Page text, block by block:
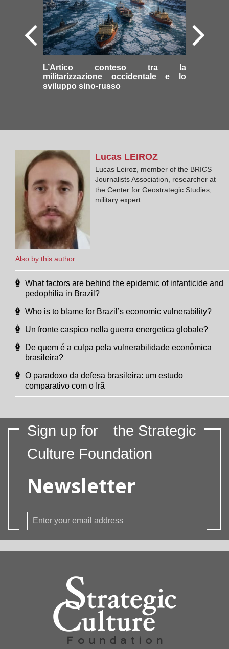
L’Artico conteso tra la
militarizzazione occidentale e lo
sviluppo sino-russo
Also by this author
Lucas LEIROZ
Lucas Leiroz, member of the BRICS
Journalists Association, researcher at
the Center for Geostrategic Studies,
military expert
What factors are behind the epidemic of infanticide and
pedophilia in Brazil?
Who is to blame for Brazil’s economic vulnerability?
Un fronte caspico nella guerra energetica globale?
De quem é a culpa pela vulnerabilidade econômica
brasileira?
O paradoxo da defesa brasileira: um estudo
comparativo com o Irã
Sign up for
the Strategic
Culture Foundation
Newsletter